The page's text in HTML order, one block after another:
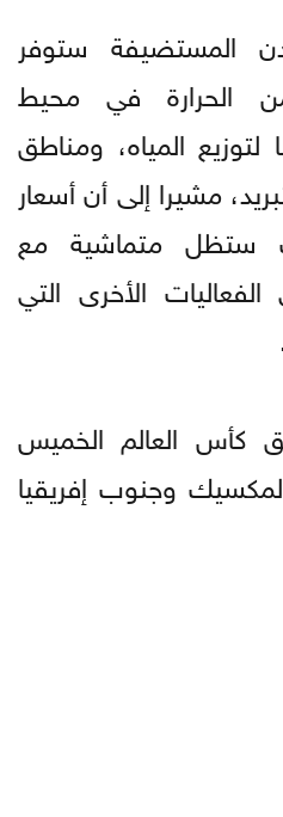
المستضيفة ستوفر
الحرارة في محيط
المياه، ومناطق
مشيرا إلى أن أسعار
ستظل متماشية مع
الأخرى التي
كأس العالم الخميس
وجنوب إفريقيا